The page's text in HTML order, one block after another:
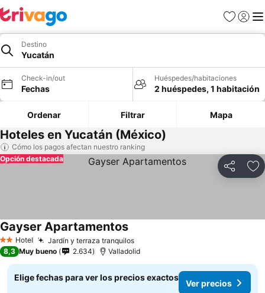
Favoritos
Iniciar
Destino
Yucatán
Check-in/out
Fechas
Huéspedes/habitaciones
2 huéspedes, 1 habitación
Ordenar Filtrar Mapa
Hoteles en Yucatán (México)
Cómo los pagos afectan nuestro ranking
Compartir
Opción destacada
2 Estrellas
Hotel Jardín y terraza tranquilos
Gayser Apartamentos
8,3 Muy bueno 2.634 Valladolid
Elige fechas para ver los precios exactos
Ver precios